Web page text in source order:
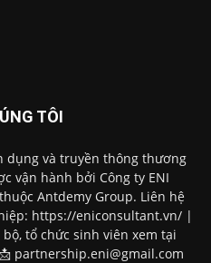
TÔI
dụng và truyền thông thương
vận hành bởi Công ty ENI
Antdemy Group. Liên hệ
https://eniconsultant.vn/ |
bộ, tổ chức sinh viên xem tại
partnership.eni@gmail.com